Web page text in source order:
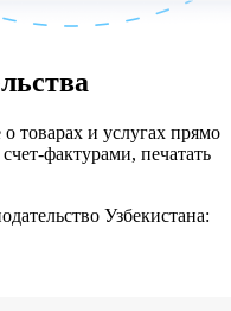
товарах и услугах прямо
фактурами, печатать
Узбекистана: